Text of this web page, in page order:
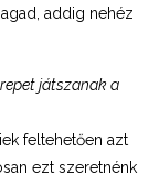
addig nehéz
játszanak a
feltehetően azt
ezt szeretnénk